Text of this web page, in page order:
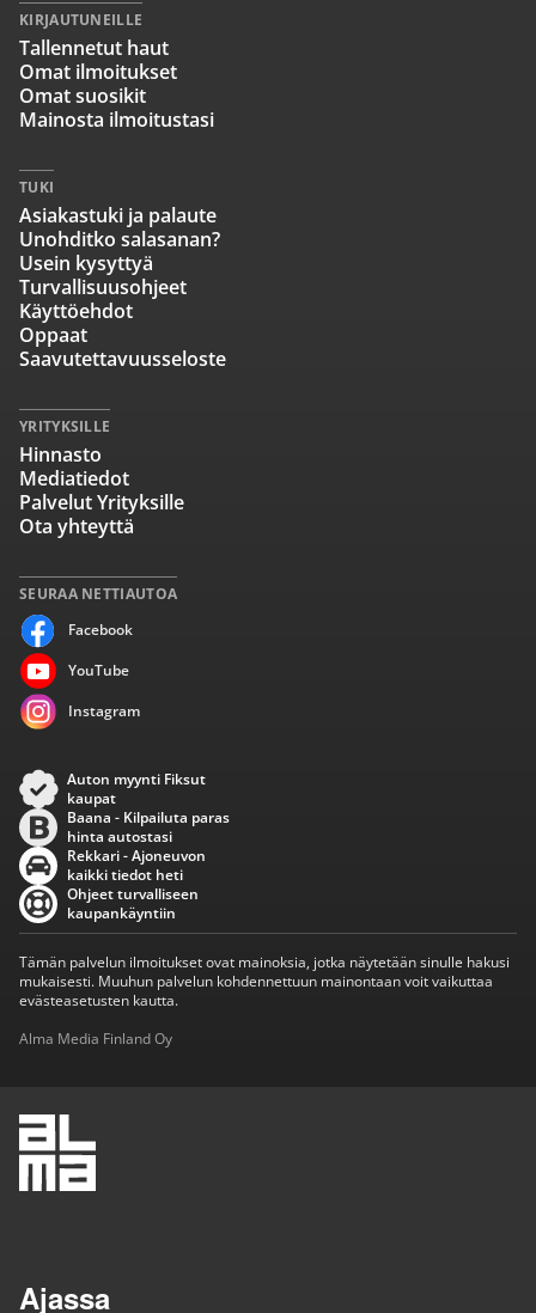
SEURAA NETTIAUTOA
Facebook
YouTube
Instagram
KIRJAUTUNEILLE
Tallennetut haut
Omat ilmoitukset
Omat suosikit
Mainosta ilmoitustasi
TUKI
Asiakastuki ja palaute
Unohditko salasanan?
Usein kysyttyä
Turvallisuusohjeet
Käyttöehdot
Oppaat
Saavutettavuusseloste
YRITYKSILLE
Hinnasto
Mediatiedot
Palvelut Yrityksille
Ota yhteyttä
Auton myynti Fiksut
kaupat
Baana - Kilpailuta paras
hinta autostasi
Rekkari - Ajoneuvon
kaikki tiedot heti
Ohjeet turvalliseen
kaupankäyntiin
Tämän palvelun ilmoitukset ovat mainoksia, jotka näytetään sinulle hakusi
mukaisesti. Muuhun palvelun kohdennettuun mainontaan voit vaikuttaa
evästeasetusten kautta.
Alma Media Finland Oy